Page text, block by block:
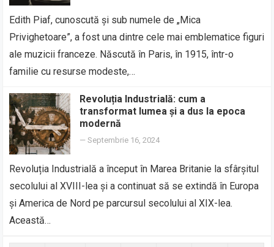
Edith Piaf, cunoscută și sub numele de „Mica
Privighetoare”, a fost una dintre cele mai emblematice figuri
ale muzicii franceze. Născută în Paris, în 1915, într-o
familie cu resurse modeste,…
Revoluția Industrială: cum a
transformat lumea și a dus la epoca
modernă
—Septembrie 16, 2024
Revoluția Industrială a început în Marea Britanie la sfârșitul
secolului al XVIII-lea și a continuat să se extindă în Europa
și America de Nord pe parcursul secolului al XIX-lea.
Această…